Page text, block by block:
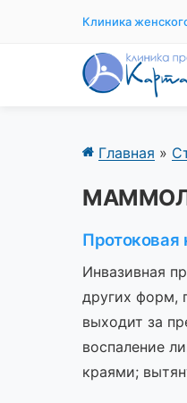
Клиника
Главная »
Инвазивная
других форм,
выходит за
воспаление
краями;